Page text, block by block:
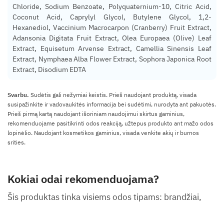
Chloride, Sodium Benzoate, Polyquaternium-10, Citric Acid,
Coconut Acid, Caprylyl Glycol, Butylene Glycol, 1,2-
Hexanediol, Vaccinium Macrocarpon (Cranberry) Fruit Extract,
Adansonia Digitata Fruit Extract, Olea Europaea (Olive) Leaf
Extract, Equisetum Arvense Extract, Camellia Sinensis Leaf
Extract, Nymphaea Alba Flower Extract, Sophora Japonica Root
Extract, Disodium EDTA
Svarbu. Sudėtis gali nežymiai keistis. Prieš naudojant produktą, visada
susipažinkite ir vadovaukitės informacija bei sudėtimi, nurodyta ant pakuotės.
Prieš pirmą kartą naudojant išoriniam naudojimui skirtus gaminius,
rekomenduojame pasitikrinti odos reakciją, užtepus produkto ant mažo odos
lopinėlio. Naudojant kosmetikos gaminius, visada venkite akių ir burnos
srities.
Kokiai odai rekomenduojama?
Šis produktas tinka visiems odos tipams: brandžiai,